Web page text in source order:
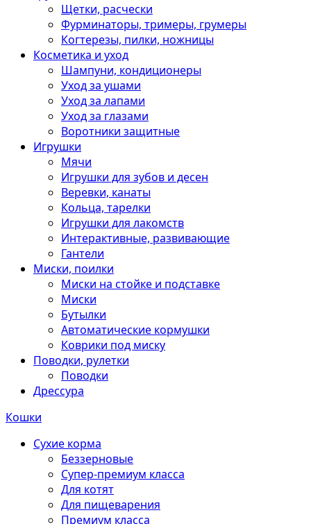
Щетки, расчески
Фурминаторы, тримеры, грумеры
Когтерезы, пилки, ножницы
Косметика и уход
Шампуни, кондиционеры
Уход за ушами
Уход за лапами
Уход за глазами
Воротники защитные
Игрушки
Мячи
Игрушки для зубов и десен
Веревки, канаты
Кольца, тарелки
Игрушки для лакомств
Интерактивные, развивающие
Гантели
Миски, поилки
Миски на стойке и подставке
Миски
Бутылки
Автоматические кормушки
Коврики под миску
Поводки, рулетки
Поводки
Дрессура
Кошки
Сухие корма
Беззерновые
Супер-премиум класса
Для котят
Для пищеварения
Премиум класса